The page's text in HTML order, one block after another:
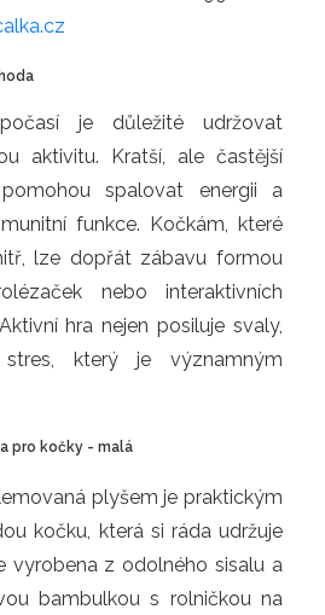
je důležité udržovat
aktivitu. Kratší, ale častější
spalovat energii a
funkce. Kočkám, které
lze dopřát zábavu formou
nebo interaktivních
hra nejen posiluje svaly,
který je významným
pro kočky - malá
plyšem je praktickým
kočku, která si ráda udržuje
vyrobena z odolného sisalu a
bambulkou s rolničkou na